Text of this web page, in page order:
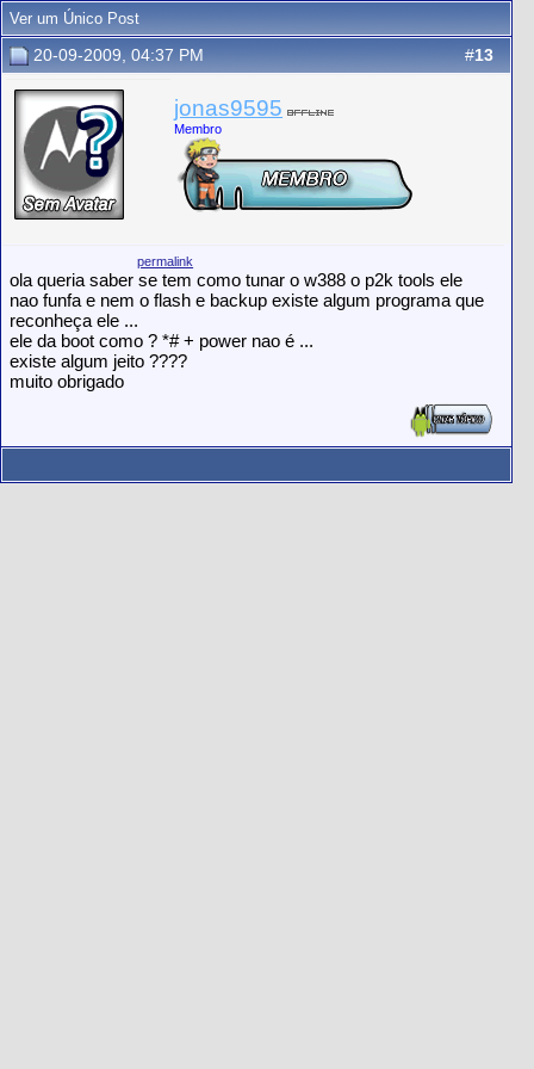
Ver um Único Post
#13
20-09-2009, 04:37 PM
jonas9595
Membro
permalink
ola queria saber se tem como tunar o w388 o p2k tools ele
nao funfa e nem o flash e backup existe algum programa que
reconheça ele ...
ele da boot como ? *# + power nao é ...
existe algum jeito ????
muito obrigado